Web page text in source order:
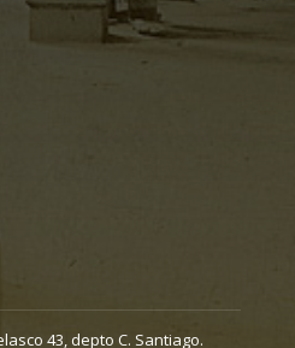
43, depto C. Santiago.